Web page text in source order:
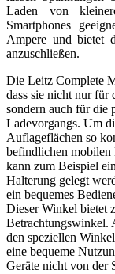
Laden von
Smartphones
Ampere und bietet
anzuschließen.
Die Leitz Complete
dass sie nicht nur für
sondern auch für die
Ladevorgangs. Um
Auflageflächen so
befindlichen mobilen
kann zum Beispiel
Halterung gelegt
ein bequemes
Dieser Winkel bietet
Betrachtungswinkel.
den speziellen
eine bequeme
Geräte nicht von der